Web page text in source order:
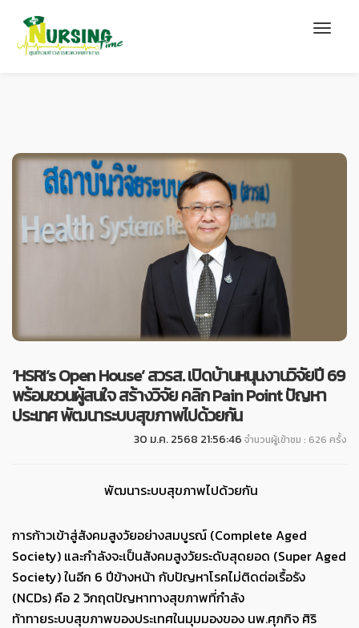
‘HSRI’s Open House’ สวรส. เปิดบ้านหนุนงานวิจัยปี 69
พร้อมชวนผู้สนใจ สร้างวิจัย คลิก Pain Point ปัญหา
ประเทศ พัฒนาระบบสุขภาพไปด้วยกัน
30 ม.ค. 2568 21:56:46 จำนวนผู้เข้าชม : 626 ครั้ง
พัฒนาระบบสุขภาพไปด้วยกัน
การก้าวเข้าสู่สังคมสูงวัยอย่างสมบูรณ์ (Complete Aged
Society) และกำลังจะเป็นสังคมสูงวัยระดับสุดยอด (Super Aged
Society) ในอีก 6 ปีข้างหน้า กับปัญหาโรคไม่ติดต่อเรื้อรัง
(NCDs) คือ 2 วิกฤตปัญหาทางสุขภาพที่กำลัง
ท้าทายระบบสุขภาพของประเทศในมุมมองของ นพ.ศุภกิจ ศิริ